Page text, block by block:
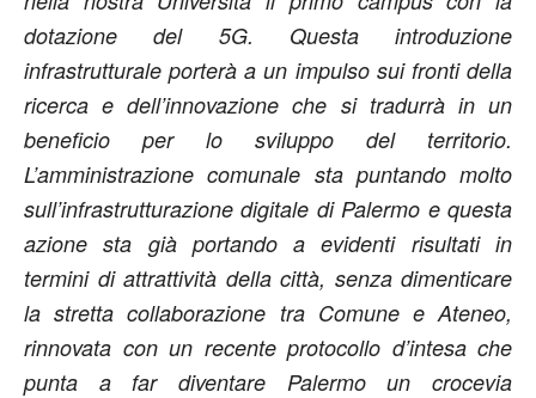
dotazione del 5G. Questa introduzione
infrastrutturale porterà a un impulso sui fronti della
ricerca e dell’innovazione che si tradurrà in un
beneficio per lo sviluppo del territorio.
L’amministrazione comunale sta puntando molto
sull’infrastrutturazione digitale di Palermo e questa
azione sta già portando a evidenti risultati in
termini di attrattività della città, senza dimenticare
la stretta collaborazione tra Comune e Ateneo,
rinnovata con un recente protocollo d’intesa che
punta a far diventare Palermo un crocevia